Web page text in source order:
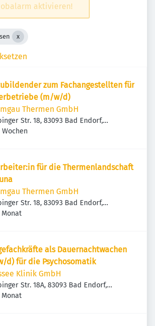
aktivieren!
zum Fachangestellten für
(m/w/d)
Thermen GmbH
Str. 18, 83093 Bad Endorf,
für die Thermenlandschaft
Thermen GmbH
Str. 18, 83093 Bad Endorf,
Monat
als Dauernachtwachen
d) für die Psychosomatik
Klinik GmbH
Str. 18A, 83093 Bad Endorf,
Monat